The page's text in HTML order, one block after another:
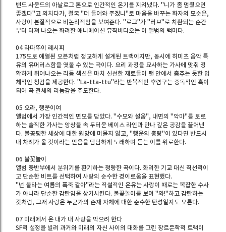
밴드 사운드의 아날로그 톤으로 인간적인 온기를 지켜냈다. "니가 좀 멈췄으면
좋겠다"고 외치다가, 결국 "더 들어와 주겠니"로 마음을 바꾸는 화자의 모순은,
사랑이 본질적으로 비논리적임을 보여준다. "로그"가 "러브"로 치환되는 순간
부터 터져 나오는 화려한 애니메이션 뮤직비디오는 이 앨범의 백미다.
04 라따뚜이 레시피
175도로 예열된 오븐처럼 정교하게 설계된 트랙이지만, 동시에 히미츠 음악 특
유의 유머러스함을 엿볼 수 있는 곡이다. 요리 과정을 묘사하는 가사에 맞춰 정
확하게 튀어나오는 리듬 섹션은 마치 신선한 재료들이 팬 안에서 춤추는 듯한 입
체적인 청감을 제공한다. "La-tta-ttu"라는 반복적인 후렴구는 중독적인 훅이
되어 곡 전체의 리듬감을 주도한다.
05 오라, 행운이여
앨범에서 가장 인간적인 면모를 담았다. "수모와 설움", 내면의 "악마"를 토로
하는 솔직한 가사는 앙상블 속 두터운 베이스 라인과 만나 깊은 공감을 끌어낸
다. 불공평한 세상에 대한 원망에 머물지 않고, "행운의 총량"이 있다면 반드시
내 차례가 올 것이라는 믿음을 담담하게 노래하며 듣는 이를 위로한다.
06 불꽃놀이
앨범 중반부에서 분위기를 환기하는 청량한 곡이다. 화려한 기교 대신 직선적이
고 단순한 비트를 선택하여 사랑의 순수한 경이로움을 표현했다.
"넌 불타는 여름의 폭죽 같아"라는 직설적인 은유는 사랑이 때로는 복잡한 수사
가 아니라 단순한 감탄임을 상기시킨다. 불꽃놀이를 보며 "와!"하고 감탄하는
것처럼, 그저 사랑은 누군가의 존재 자체에 대한 순수한 탄성일지도 모른다.
07 미래에서 온 내가 내 사랑을 막으려 한다
SF적 설정을 빌려 과거와 미래의 자신 사이의 대화를 그린 장르문학적 트랙이